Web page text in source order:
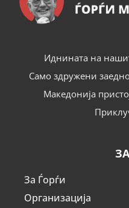
Иднината на
Само здружени
Македонија
За Ѓорѓи
Организација